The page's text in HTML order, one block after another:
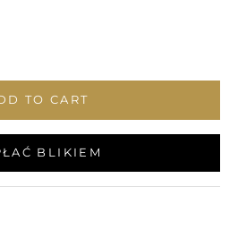
TO CART
BLIKIEM